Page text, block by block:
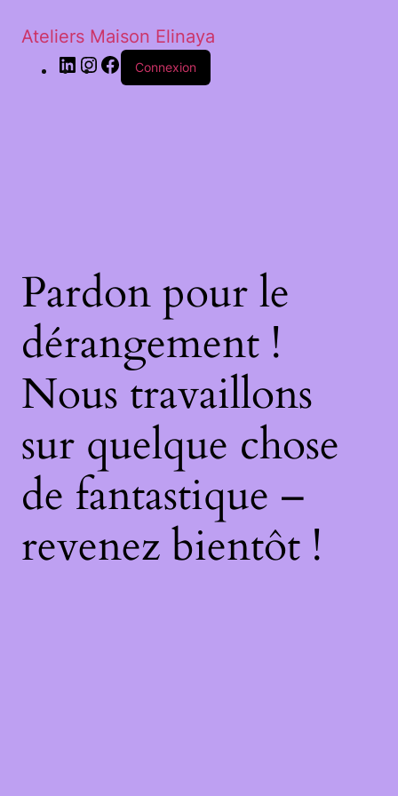
Ateliers Maison Elinaya
Connexion
Pardon pour le
dérangement !
Nous travaillons
sur quelque chose
de fantastique –
revenez bientôt !